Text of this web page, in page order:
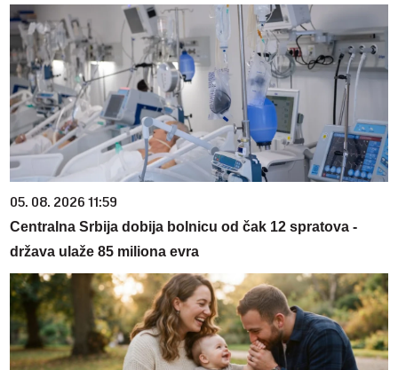
05. 08. 2026 11:59
Centralna Srbija dobija bolnicu od čak 12 spratova -
država ulaže 85 miliona evra